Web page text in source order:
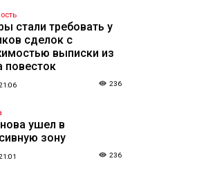
стали требовать у
сделок с
выписки из
повесток
236
ушел в
зону
236